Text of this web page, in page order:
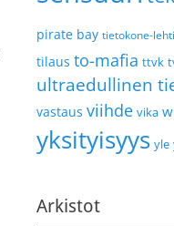
pirate bay tietokone-lehti
tilaus to-mafia ttvk
ultraedullinen
vastaus viihde vika
yksityisyys yle
Arkistot